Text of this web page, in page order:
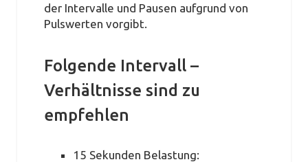
der Intervalle und Pausen aufgrund von
Pulswerten vorgibt.
Folgende Intervall –
Verhältnisse sind zu
empfehlen
15 Sekunden Belastung: